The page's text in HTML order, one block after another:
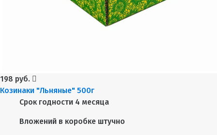
198 руб.
Козинаки "Льняные" 500г
Срок годности 4 месяца
Вложений в коробке штучно